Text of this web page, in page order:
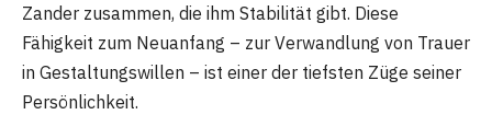
Zander zusammen, die ihm Stabilität gibt. Diese
Fähigkeit zum Neuanfang – zur Verwandlung von Trauer
in Gestaltungswillen – ist einer der tiefsten Züge seiner
Persönlichkeit.